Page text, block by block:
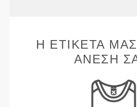
Η ΕΤΙΚΈΤΑ
ΆΝΕΣΉ